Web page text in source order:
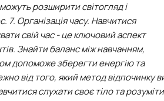
розширити світогляд і
7. Організація часу. Навчитися
свій час - це ключовий аспект
Знайти баланс між навчанням,
допоможе зберегти енергію та
від того, який метод відпочинку
слухати своє тіло та